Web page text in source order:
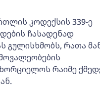
კოდექსის 339-ე
ჩასადენად
გულისხმობს, რათა
რაიმე